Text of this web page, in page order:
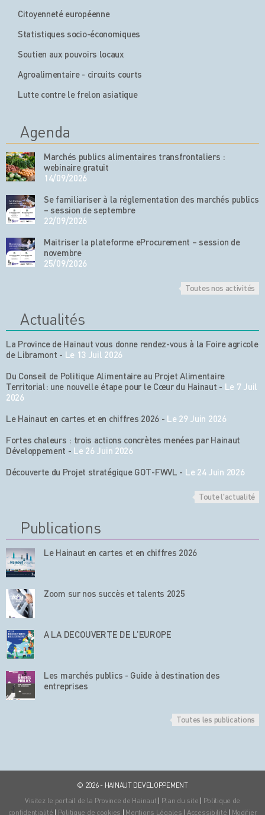
Citoyenneté européenne
Statistiques socio-économiques
Soutien aux pouvoirs locaux
Agroalimentaire - circuits courts
Lutte contre le frelon asiatique
Agenda
Marchés publics alimentaires transfrontaliers :
webinaire gratuit
14/09/2026
Se familiariser à la réglementation des marchés publics
– session de septembre
22/09/2026
Maitriser la plateforme eProcurement – session de
novembre
25/09/2026
Toutes nos activités
Actualités
La Province de Hainaut vous donne rendez-vous à la Foire agricole
de Libramont - Le 13 Juil 2026
Du Conseil de Politique Alimentaire au Projet Alimentaire
Territorial: une nouvelle étape pour le Cœur du Hainaut - Le 7 Juil
2026
Le Hainaut en cartes et en chiffres 2026 - Le 29 Juin 2026
Fortes chaleurs : trois actions concrètes menées par Hainaut
Développement - Le 26 Juin 2026
Découverte du Projet stratégique GOT-FWVL - Le 24 Juin 2026
Toute l'actualité
Publications
Le Hainaut en cartes et en chiffres 2026
Zoom sur nos succès et talents 2025
A LA DECOUVERTE DE L’EUROPE
Les marchés publics - Guide à destination des
entreprises
Toutes les publications
© 2026 - HAINAUT DEVELOPPEMENT
Visitez le portail de la Province de Hainaut | Plan du site | Politique de
confidentialité | Politique de cookies | Mentions Légales | Accessibilité | Modifier